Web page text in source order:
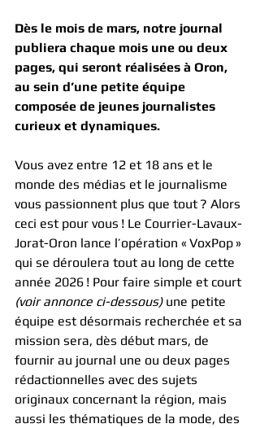
Dès le mois de mars, notre journal
publiera chaque mois une ou deux
pages, qui seront réalisées à Oron,
au sein d’une petite équipe
composée de jeunes journalistes
curieux et dynamiques.
Vous avez entre 12 et 18 ans et le
monde des médias et le journalisme
vous passionnent plus que tout ? Alors
ceci est pour vous ! Le Courrier-Lavaux-
Jorat-Oron lance l’opération « VoxPop »
qui se déroulera tout au long de cette
année 2026 ! Pour faire simple et court
(voir annonce ci-dessous) une petite
équipe est désormais recherchée et sa
mission sera, dès début mars, de
fournir au journal une ou deux pages
rédactionnelles avec des sujets
originaux concernant la région, mais
aussi les thématiques de la mode, des